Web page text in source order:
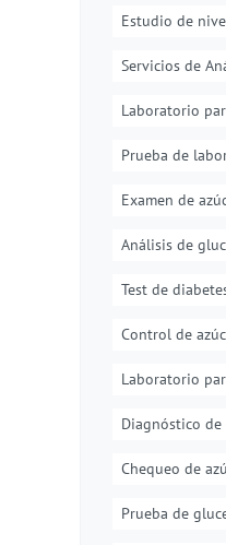
Estudio de
Servicios de
Laboratorio
Prueba de
Examen de
Análisis de
Test de
Control de
Laboratorio
Diagnóstico
Chequeo de
Prueba de